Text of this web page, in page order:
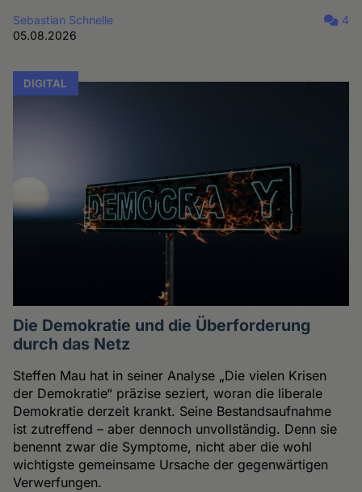
Sebastian Schnelle
05.08.2026
4
DIGITAL
Die Demokratie und die Überforderung
durch das Netz
Steffen Mau hat in seiner Analyse „Die vielen Krisen
der Demokratie“ präzise seziert, woran die liberale
Demokratie derzeit krankt. Seine Bestandsaufnahme
ist zutreffend – aber dennoch unvollständig. Denn sie
benennt zwar die Symptome, nicht aber die wohl
wichtigste gemeinsame Ursache der gegenwärtigen
Verwerfungen.